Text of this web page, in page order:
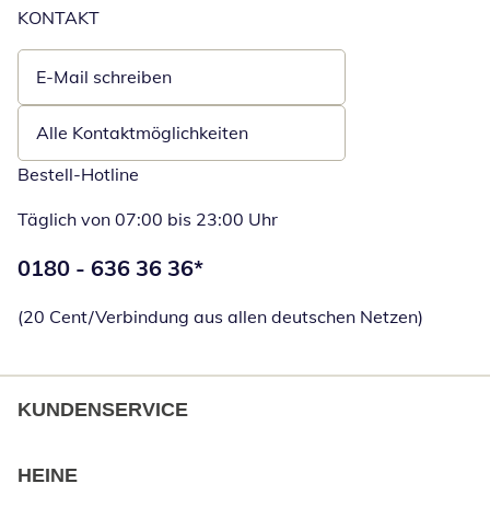
KONTAKT
E-Mail schreiben
Öffnet E-Mail-Client
Alle Kontaktmöglichkeiten
Bestell-Hotline
Täglich von 07:00 bis 23:00 Uhr
Telefonnummer:
0180 - 636 36 36*
(20 Cent/Verbindung aus allen deutschen Netzen)
KUNDENSERVICE
HEINE